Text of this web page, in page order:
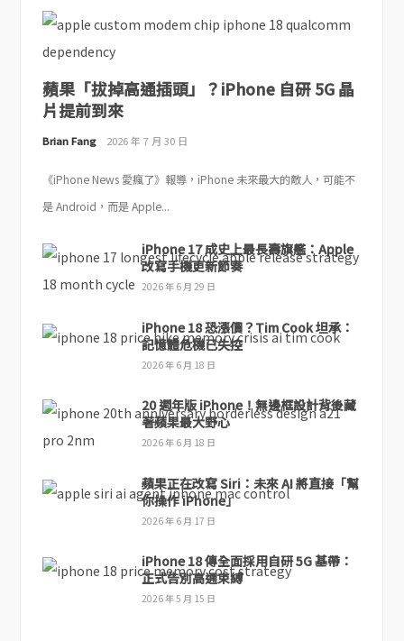
蘋果「拔掉高通插頭」？iPhone 自研 5G 晶
片提前到來
Brian Fang 2026 年 7 月 30 日
《iPhone News 愛瘋了》報導，iPhone 未來最大的敵人，可能不
是 Android，而是 Apple...
iPhone 17 成史上最長壽旗艦：Apple
改寫手機更新節奏
2026 年 6 月 29 日
iPhone 18 恐漲價？Tim Cook 坦承：
記憶體危機已失控
2026 年 6 月 18 日
20 週年版 iPhone！無邊框設計背後藏
著蘋果最大野心
2026 年 6 月 18 日
蘋果正在改寫 Siri：未來 AI 將直接「幫
你操作 iPhone」
2026 年 6 月 17 日
iPhone 18 傳全面採用自研 5G 基帶：
正式告別高通束縛
2026 年 5 月 15 日